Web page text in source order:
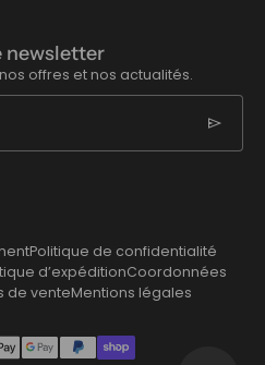
send
offres et nos actualités.
newsletter
Politique de confidentialité
d’expéditionCoordonnées
de venteMentions légales